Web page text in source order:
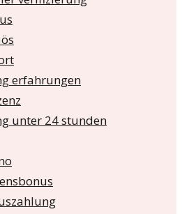
erfahrungen
unter 24 stunden